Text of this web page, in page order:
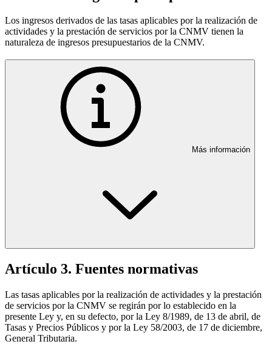
Los ingresos derivados de las tasas aplicables por la realización de
actividades y la prestación de servicios por la CNMV tienen la
naturaleza de ingresos presupuestarios de la CNMV.
Más información
Artículo 3. Fuentes normativas
Las tasas aplicables por la realización de actividades y la prestación
de servicios por la CNMV se regirán por lo establecido en la
presente Ley y, en su defecto, por la Ley 8/1989, de 13 de abril, de
Tasas y Precios Públicos y por la Ley 58/2003, de 17 de diciembre,
General Tributaria.